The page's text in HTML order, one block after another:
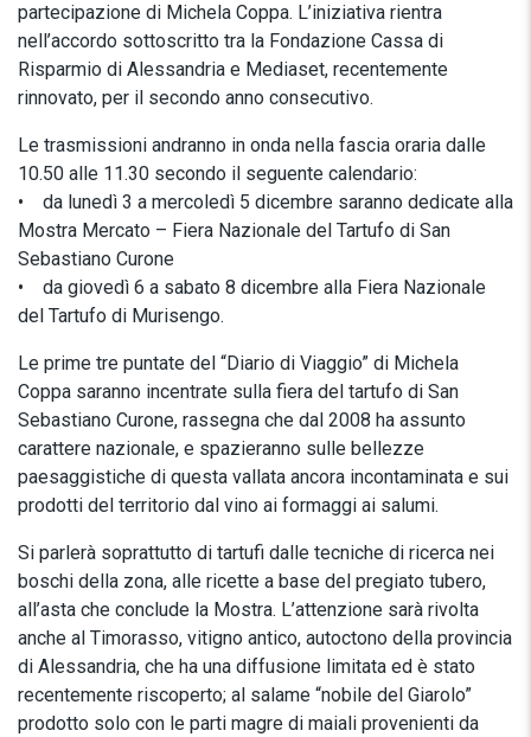
partecipazione di Michela Coppa. L’iniziativa rientra
nell’accordo sottoscritto tra la Fondazione Cassa di
Risparmio di Alessandria e Mediaset, recentemente
rinnovato, per il secondo anno consecutivo.
Le trasmissioni andranno in onda nella fascia oraria dalle
10.50 alle 11.30 secondo il seguente calendario:
• da lunedì 3 a mercoledì 5 dicembre saranno dedicate alla
Mostra Mercato – Fiera Nazionale del Tartufo di San
Sebastiano Curone
• da giovedì 6 a sabato 8 dicembre alla Fiera Nazionale
del Tartufo di Murisengo.
Le prime tre puntate del “Diario di Viaggio” di Michela
Coppa saranno incentrate sulla fiera del tartufo di San
Sebastiano Curone, rassegna che dal 2008 ha assunto
carattere nazionale, e spazieranno sulle bellezze
paesaggistiche di questa vallata ancora incontaminata e sui
prodotti del territorio dal vino ai formaggi ai salumi.
Si parlerà soprattutto di tartufi dalle tecniche di ricerca nei
boschi della zona, alle ricette a base del pregiato tubero,
all’asta che conclude la Mostra. L’attenzione sarà rivolta
anche al Timorasso, vitigno antico, autoctono della provincia
di Alessandria, che ha una diffusione limitata ed è stato
recentemente riscoperto; al salame “nobile del Giarolo”
prodotto solo con le parti magre di maiali provenienti da